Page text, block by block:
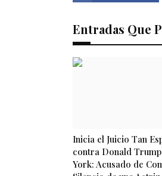
Entradas Que
Inicia el Juicio Tan
contra Donald Trump
York: Acusado de